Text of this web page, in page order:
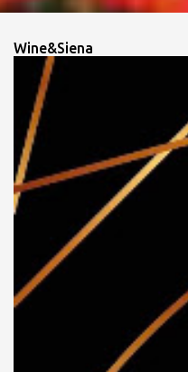
Wine&Siena